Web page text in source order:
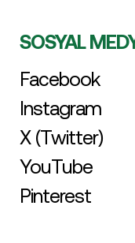
SOSYAL
Facebook
Instagram
X (Twitter)
YouTube
Pinterest